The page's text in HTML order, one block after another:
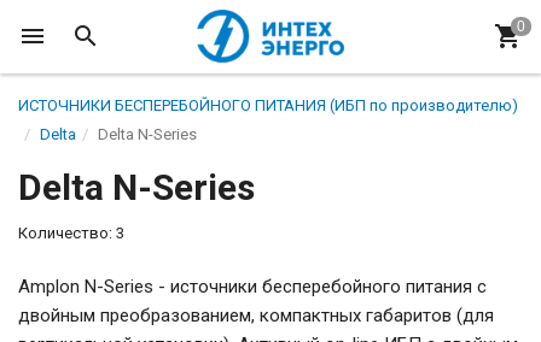
ИСТОЧНИКИ БЕСПЕРЕБОЙНОГО ПИТАНИЯ (ИБП по производителю)
Delta
Delta N-Series
Delta N-Series
Количество: 3
Amplon N-Series - источники бесперебойного питания с
двойным преобразованием, компактных габаритов (для